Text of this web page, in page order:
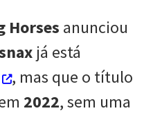
Horses anunciou
já está
, mas que o título
2022, sem uma